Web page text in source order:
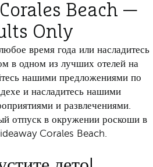
Beach —
Only
время года или насладитесь
в одном из лучших отелей на
нашими предложениями по
и насладитесь нашими
и развлечениями.
отпуск в окружении роскоши в
Corales Beach.